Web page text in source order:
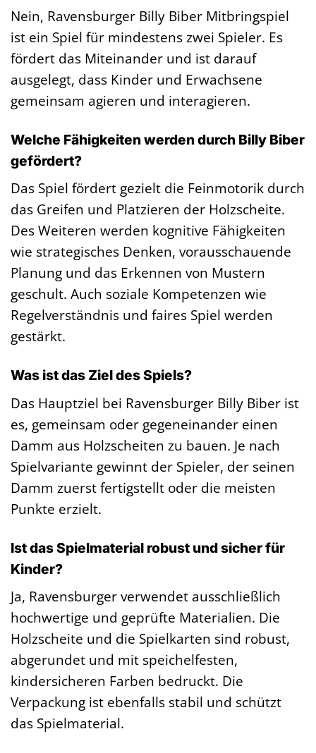
Nein, Ravensburger Billy Biber Mitbringspiel
ist ein Spiel für mindestens zwei Spieler. Es
fördert das Miteinander und ist darauf
ausgelegt, dass Kinder und Erwachsene
gemeinsam agieren und interagieren.
Welche Fähigkeiten werden durch Billy Biber
gefördert?
Das Spiel fördert gezielt die Feinmotorik durch
das Greifen und Platzieren der Holzscheite.
Des Weiteren werden kognitive Fähigkeiten
wie strategisches Denken, vorausschauende
Planung und das Erkennen von Mustern
geschult. Auch soziale Kompetenzen wie
Regelverständnis und faires Spiel werden
gestärkt.
Was ist das Ziel des Spiels?
Das Hauptziel bei Ravensburger Billy Biber ist
es, gemeinsam oder gegeneinander einen
Damm aus Holzscheiten zu bauen. Je nach
Spielvariante gewinnt der Spieler, der seinen
Damm zuerst fertigstellt oder die meisten
Punkte erzielt.
Ist das Spielmaterial robust und sicher für
Kinder?
Ja, Ravensburger verwendet ausschließlich
hochwertige und geprüfte Materialien. Die
Holzscheite und die Spielkarten sind robust,
abgerundet und mit speichelfesten,
kindersicheren Farben bedruckt. Die
Verpackung ist ebenfalls stabil und schützt
das Spielmaterial.